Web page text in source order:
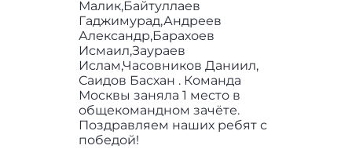
Малик,Байтуллаев
Гаджимурад,Андреев
Александр,Барахоев
Исмаил,Заураев
Ислам,Часовников Даниил,
Саидов Басхан . Команда
Москвы заняла 1 место в
общекомандном зачёте.
Поздравляем наших ребят с
победой!